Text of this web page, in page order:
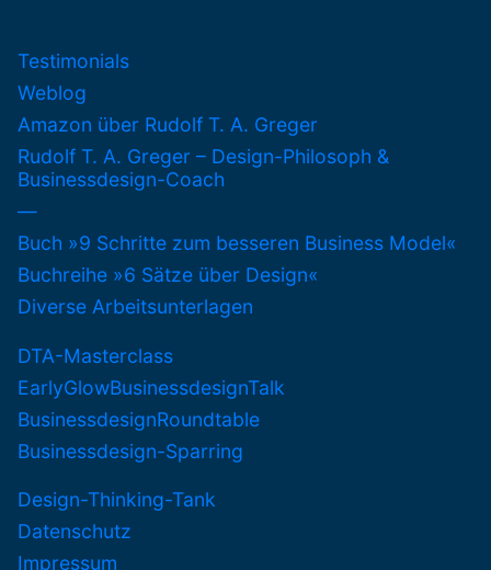
Testimonials
Weblog
Amazon über Rudolf T. A. Greger
Rudolf T. A. Greger – Design-Philosoph &
Businessdesign-Coach
—
Buch »9 Schritte zum besseren Business Model«
Buchreihe »6 Sätze über Design«
Diverse Arbeitsunterlagen
DTA-Masterclass
EarlyGlowBusinessdesignTalk
BusinessdesignRoundtable
Businessdesign-Sparring
Design-Thinking-Tank
Datenschutz
Impressum